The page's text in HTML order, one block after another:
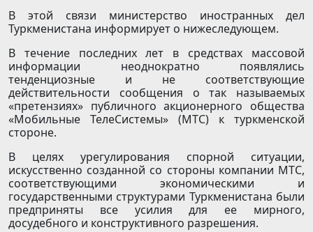
В этой связи министерство иностранных дел
Туркменистана информирует о нижеследующем.
В течение последних лет в средствах массовой
информации неоднократно появлялись
тенденциозные и не соответствующие
действительности сообщения о так называемых
«претензиях» публичного акционерного общества
«Мобильные ТелеСистемы» (МТС) к туркменской
стороне.
В целях урегулирования спорной ситуации,
искусственно созданной со стороны компании МТС,
соответствующими экономическими и
государственными структурами Туркменистана были
предприняты все усилия для ее мирного,
досудебного и конструктивного разрешения.